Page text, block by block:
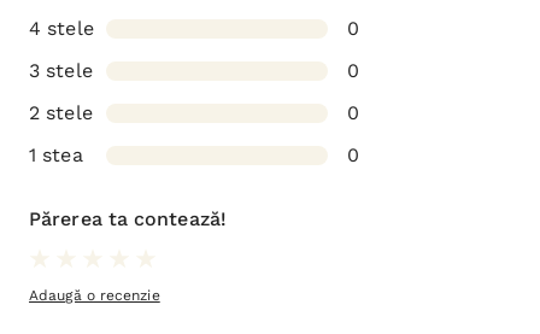
4 stele
0
3 stele
0
2 stele
0
1 stea
0
Părerea ta contează!
Adaugă o recenzie